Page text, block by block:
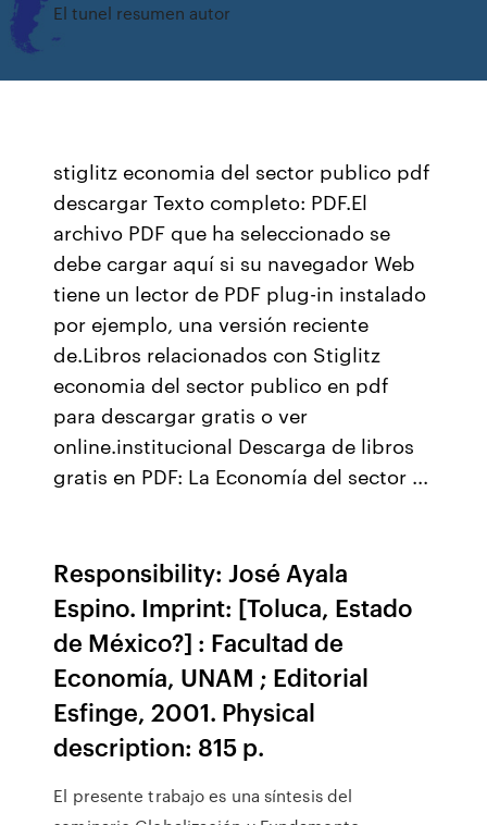
El tunel resumen autor
stiglitz economia del sector publico pdf
descargar Texto completo: PDF.El
archivo PDF que ha seleccionado se
debe cargar aquí si su navegador Web
tiene un lector de PDF plug-in instalado
por ejemplo, una versión reciente
de.Libros relacionados con Stiglitz
economia del sector publico en pdf
para descargar gratis o ver
online.institucional Descarga de libros
gratis en PDF: La Economía del sector ...
Responsibility: José Ayala
Espino. Imprint: [Toluca, Estado
de México?] : Facultad de
Economía, UNAM ; Editorial
Esfinge, 2001. Physical
description: 815 p.
El presente trabajo es una síntesis del